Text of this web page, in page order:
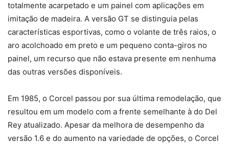
totalmente acarpetado e um painel com aplicações em
imitação de madeira. A versão GT se distinguia pelas
características esportivas, como o volante de três raios, o
aro acolchoado em preto e um pequeno conta-giros no
painel, um recurso que não estava presente em nenhuma
das outras versões disponíveis.
Em 1985, o Corcel passou por sua última remodelação, que
resultou em um modelo com a frente semelhante à do Del
Rey atualizado. Apesar da melhora de desempenho da
versão 1.6 e do aumento na variedade de opções, o Corcel